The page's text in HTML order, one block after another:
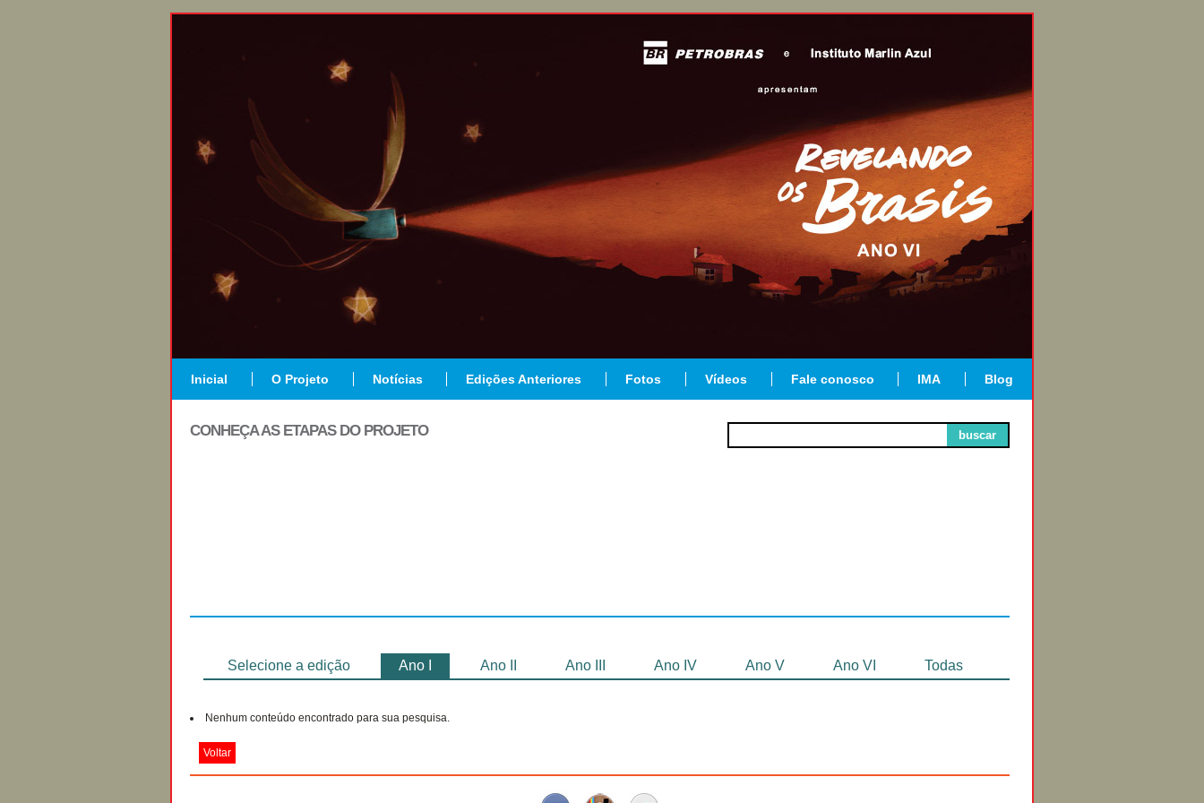
Inicial O Projeto Notícias Edições Anteriores Fotos Vídeos Fale conosco IMA Blog
buscar
CONHEÇA AS ETAPAS DO PROJETO
Selecione a edição Ano I Ano II Ano III Ano IV Ano V Ano VI Todas
Nenhum conteúdo encontrado para sua pesquisa.
Voltar